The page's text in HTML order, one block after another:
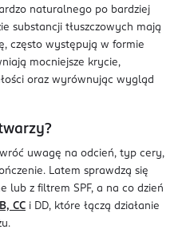
naturalnego po bardziej
substancji tłuszczowych mają
często występują w formie
mocniejsze krycie,
oraz wyrównując wygląd
uwagę na odcień, typ cery,
Latem sprawdzą się
lub z filtrem SPF, a na co dzień
CC i DD, które łączą działanie